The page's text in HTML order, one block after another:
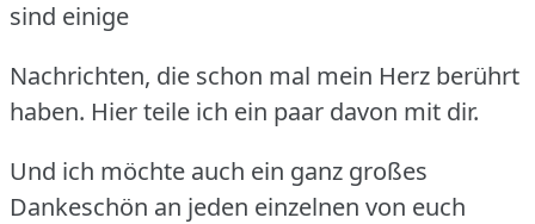
sind einige
Nachrichten, die schon mal mein Herz berührt
haben. Hier teile ich ein paar davon mit dir.
Und ich möchte auch ein ganz großes
Dankeschön an jeden einzelnen von euch